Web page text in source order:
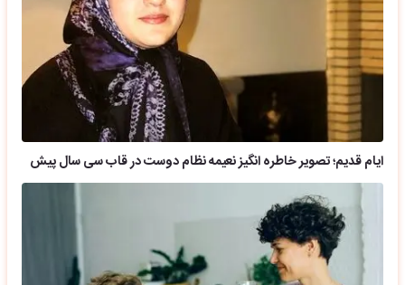
ایام قدیم؛ تصویر خاطره انگیز نعیمه نظام دوست در قاب سی سال پیش